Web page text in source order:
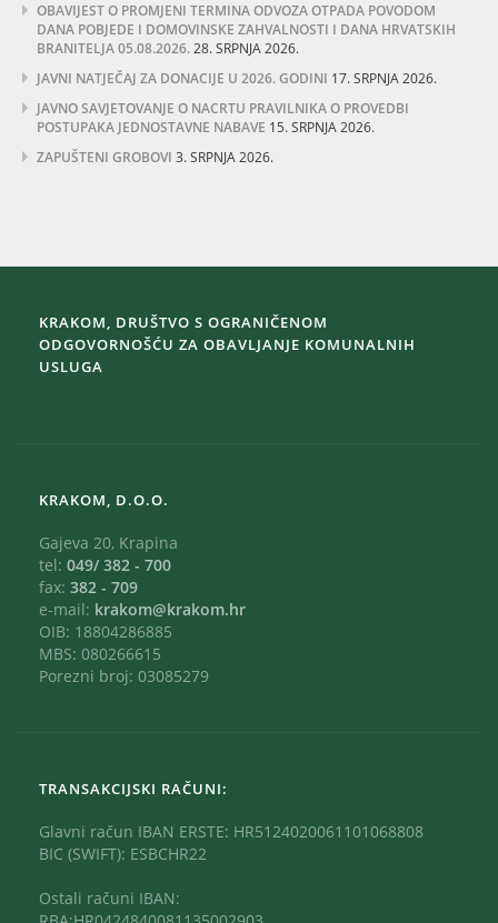
OBAVIJEST O PROMJENI TERMINA ODVOZA OTPADA POVODOM
DANA POBJEDE I DOMOVINSKE ZAHVALNOSTI I DANA HRVATSKIH
BRANITELJA 05.08.2026.28. SRPNJA 2026.
JAVNI NATJEČAJ ZA DONACIJE U 2026. GODINI 17. SRPNJA 2026.
JAVNO SAVJETOVANJE O NACRTU PRAVILNIKA O PROVEDBI
POSTUPAKA JEDNOSTAVNE NABAVE 15. SRPNJA 2026.
ZAPUŠTENI GROBOVI 3. SRPNJA 2026.
KRAKOM, DRUŠTVO S OGRANIČENOM
ODGOVORNOŠĆU ZA OBAVLJANJE KOMUNALNIH
USLUGA
KRAKOM, D.O.O.
Gajeva 20, Krapina
tel: 049/ 382 - 700
fax: 382 - 709
e-mail: krakom@krakom.hr
OIB: 18804286885
MBS: 080266615
Porezni broj: 03085279
TRANSAKCIJSKI RAČUNI:
Glavni račun IBAN ERSTE: HR5124020061101068808
BIC (SWIFT): ESBCHR22
Ostali računi IBAN: